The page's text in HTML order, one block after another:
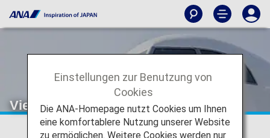
Vietnam Airlines (VN)
Einstellungen zur Benutzung von
Cookies
Die ANA-Homepage nutzt Cookies um Ihnen
eine komfortablere Nutzung unserer Website
zu ermöglichen. Weitere Cookies werden nur